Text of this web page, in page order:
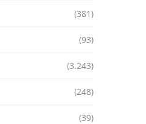
(381)
(93)
(3.243)
(248)
(39)